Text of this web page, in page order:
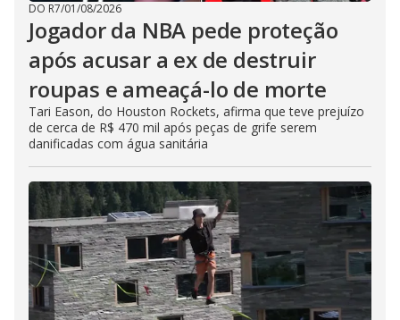
DO R7/01/08/2026
Jogador da NBA pede proteção
após acusar a ex de destruir
roupas e ameaçá-lo de morte
Tari Eason, do Houston Rockets, afirma que teve prejuízo
de cerca de R$ 470 mil após peças de grife serem
danificadas com água sanitária